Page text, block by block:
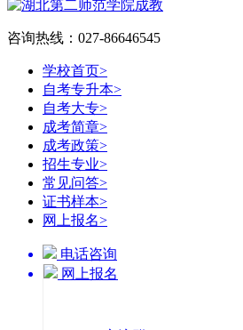
咨询热线：027-86646545
学校首页>
自考专升本>
自考大专>
成考简章>
成考政策>
招生专业>
常见问答>
证书样本>
网上报名>
电话咨询
网上报名